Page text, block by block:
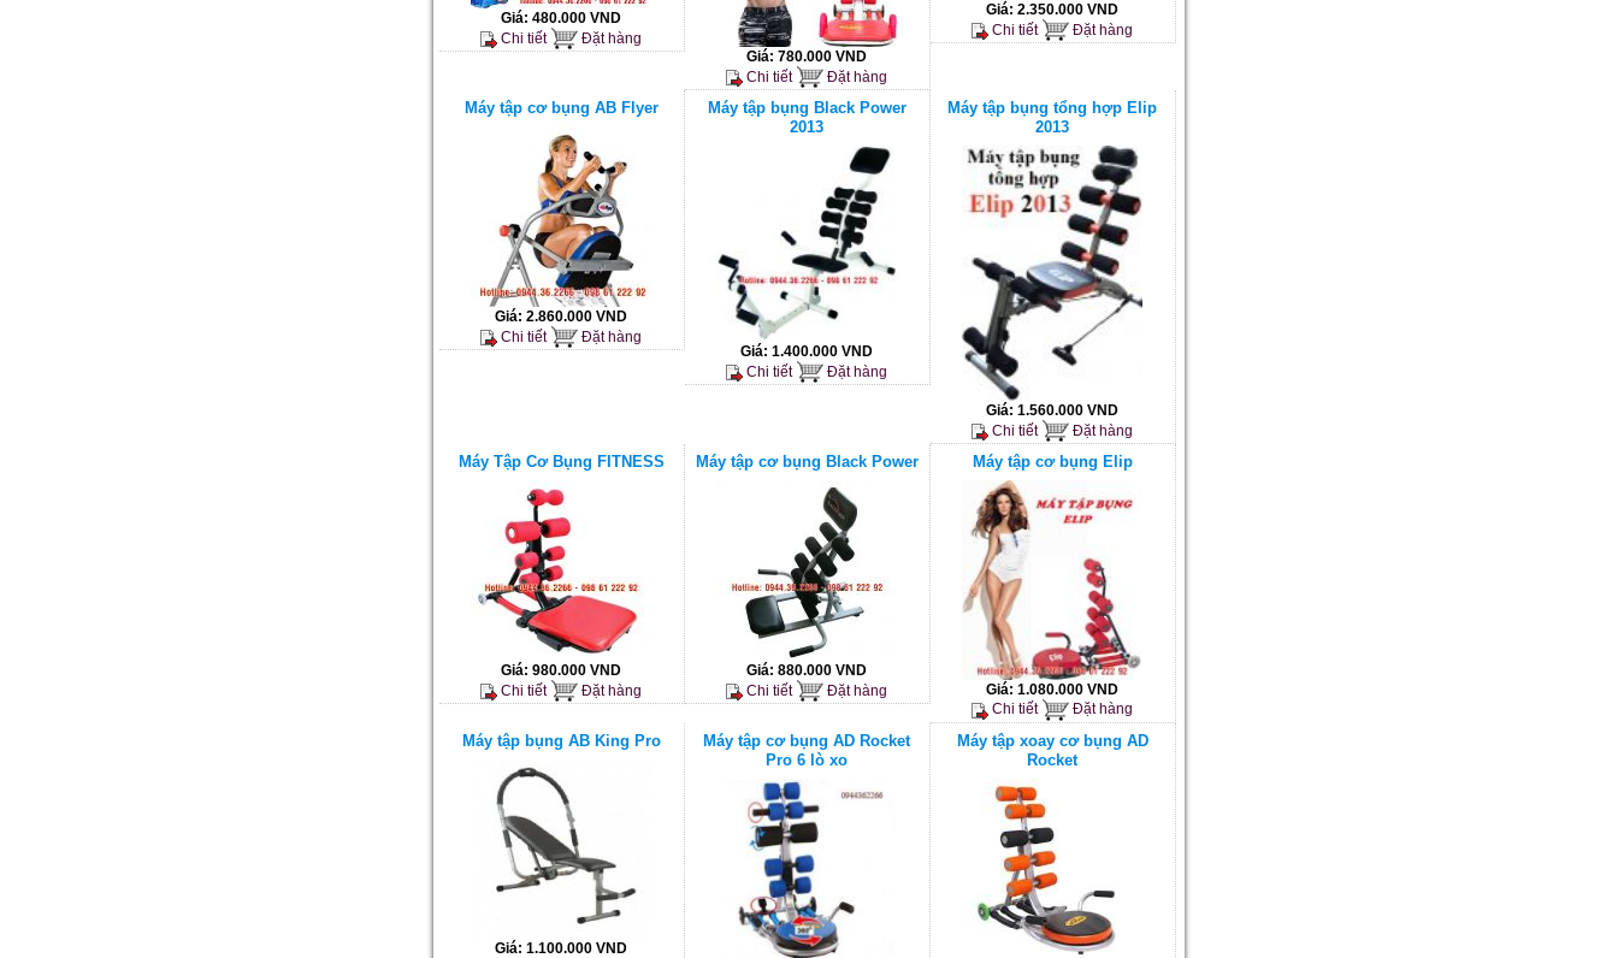
Giá: 480.000 VND
Chi tiết
Đặt hàng
Giá: 780.000 VND
Chi tiết
Đặt hàng
Giá: 2.350.000 VND
Chi tiết
Đặt hàng
Máy tập cơ bụng AB Flyer
Giá: 2.860.000 VND
Chi tiết
Đặt hàng
Máy tập bụng Black Power
2013
Giá: 1.400.000 VND
Chi tiết
Đặt hàng
Máy tập bụng tổng hợp Elip
2013
Giá: 1.560.000 VND
Chi tiết
Đặt hàng
Máy Tập Cơ Bụng FITNESS
Giá: 980.000 VND
Chi tiết
Đặt hàng
Máy tập cơ bụng Black Power
Giá: 880.000 VND
Chi tiết
Đặt hàng
Máy tập cơ bụng Elip
Giá: 1.080.000 VND
Chi tiết
Đặt hàng
Máy tập bụng AB King Pro
Giá: 1.100.000 VND
Máy tập cơ bụng AD Rocket
Pro 6 lò xo
Máy tập xoay cơ bụng AD
Rocket